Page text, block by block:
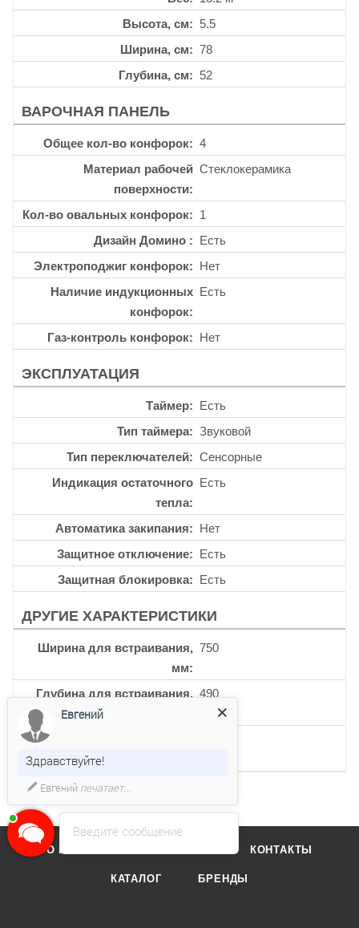
Высота, см
5.5
Ширина, см
78
Глубина, см
52
ВАРОЧНАЯ ПАНЕЛЬ
Общее кол-во конфорок
4
Материал рабочей
поверхности
Стеклокерамика
Кол-во овальных конфорок
1
Дизайн Домино
Есть
Электроподжиг конфорок
Нет
Наличие индукционных
конфорок
Есть
Газ-контроль конфорок Нет
ЭКСПЛУАТАЦИЯ
Таймер
Есть
Тип таймера
Звуковой
Тип переключателей
Сенсорные
Индикация остаточного
тепла
Есть
Автоматика закипания
Нет
Защитное отключение
Есть
Защитная блокировка
Есть
ДРУГИЕ ХАРАКТЕРИСТИКИ
Ширина для встраивания,
мм
750
Глубина для встраивания, 490
О КОМПАНИИ КОНТАКТЫ
КАТАЛОГ БРЕНДЫ
Введите сообщение
Евгений
Здравствуйте!
Евгенийпечатает...